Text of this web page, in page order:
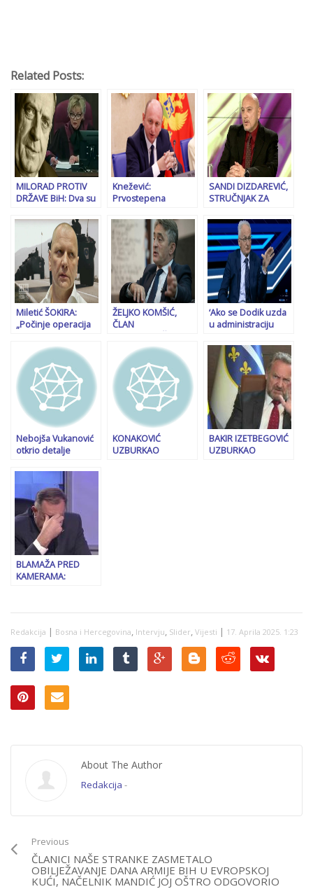
Related Posts:
MILORAD PROTIV
DRŽAVE BiH: Dva su
oba će stradati
Dodik, a možda i RS
Knežević:
Prvostepena
predsjedniku
Srpske direktan
pucanj u Dejtonski
sporazum
SANDI DIZDAREVIĆ,
STRUČNJAK ZA
„SB“: Ukoliko bi se
išlo s takvim planom,
onda bi to
nedvojbeno bio
državni udar, ali
postoji i scenarij na
koji Dodik nije
računao…
Miletić ŠOKIRA:
„Počinje operacija
vozila i nekoliko
hiljada vojnika
EUFOR-a!“
ŽELJKO KOMŠIĆ,
ČLAN
BiH: “Zagreb i Čović
pokušavaju sve kako
bi sačuvali Dodika
kao strateškog
partnera! Tri su
moguća raspleta
ove krize…!”
‘Ako se Dodik uzda
u administraciju
‘kukuriknuo prije
svitanja’:
Penzionisani sudija
Perić o dešavanjima
u RS-u
Nebojša Vukanović
otkrio detalje
om: Ako sve bude
kako treba…
KONAKOVIĆ
UZBURKAO
BAKIR IZETBEGOVIĆ
UZBURKAO
BLAMAŽA PRED
KAMERAMA:
za aferu “Viaduct”
na druge,
spominjao Svetlanu
Cenić, Murphyja…
Redakcija | Bosna i Hercegovina, Intervju, Slider, Vijesti | 17. Aprila 2025. 1:23
About The Author
Redakcija -
Previous
ČLANICI NAŠE STRANKE ZASMETALO
OBILJEŽAVANJE DANA ARMIJE BIH U EVROPSKOJ
KUĆI, NAČELNIK MANDIĆ JOJ OŠTRO ODGOVORIO